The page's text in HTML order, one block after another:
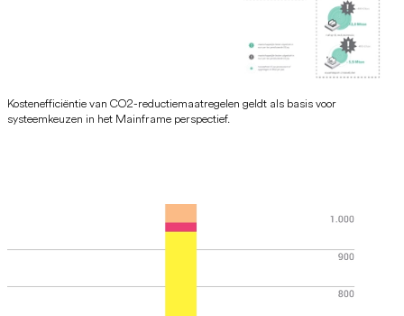
Kostenefficiëntie van CO2-reductiemaatregelen geldt als basis voor
systeemkeuzen in het Mainframe perspectief.